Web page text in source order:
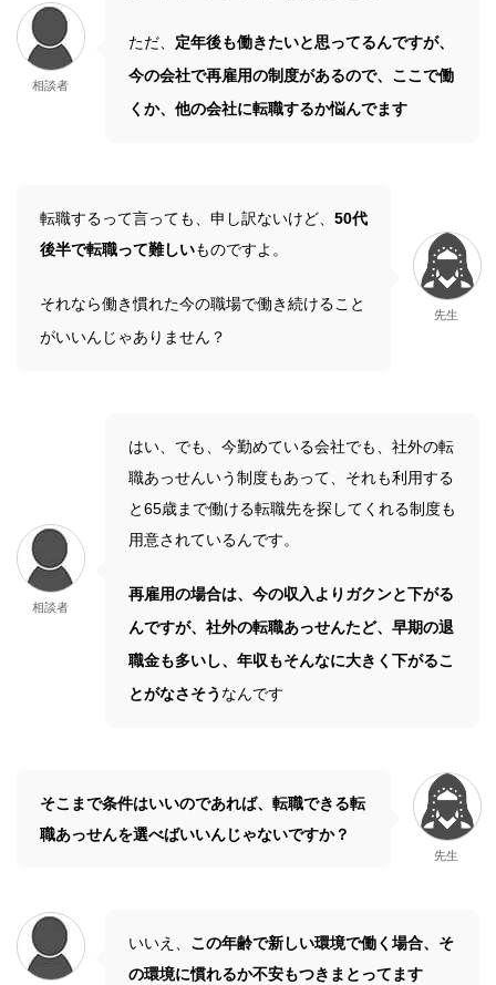
相談者
ただ、 定年後も働きたいと思ってるんですが、
今の会社で再雇用の制度があるので、ここで働
くか、他の会社に転職するか悩んでます
転職するって言っても、申し訳ないけど、 50代
後半で転職って難しいものですよ。
それなら働き慣れた今の職場で働き続けること
がいいんじゃありません？
先生
相談者
はい、でも、今勤めている会社でも、社外の転
職あっせんいう制度もあって、それも利用する
と65歳まで働ける転職先を探してくれる制度も
用意されているんです。
再雇用の場合は、今の収入よりガクンと下がる
んですが、社外の転職あっせんたど、早期の退
職金も多いし、年収もそんなに大きく下がるこ
とがなさそう なんです
そこまで条件はいいのであれば、転職できる転
職あっせんを選べばいいんじゃないですか？
先生
いいえ、 この年齢で新しい環境で働く場合、そ
の環境に慣れるか不安もつきまとってます